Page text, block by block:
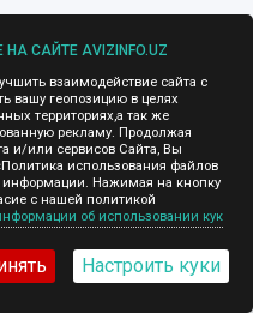
САЙТЕ AVIZINFO.UZ
взаимодействие сайта с
вашу геопозицию в целях
территориях,а так же
рекламу. Продолжая
и/или сервисов Сайта, Вы
использования файлов
информации. Нажимая на кнопку
с нашей политикой
об использовании кук
Настроить куки